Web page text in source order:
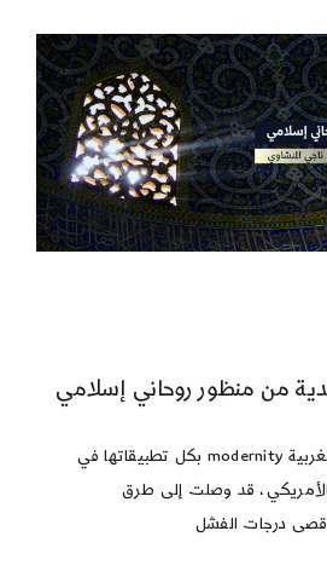
من منظور روحاني إسلامي
إذا كانت الحداثة الغربية modernity بكل تطبيقاتها في
قد وصلت إلى طرق
درجات الفشل